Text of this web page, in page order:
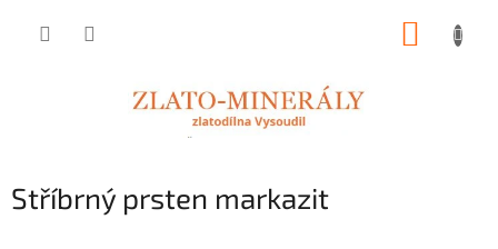
Stříbrný prsten markazit